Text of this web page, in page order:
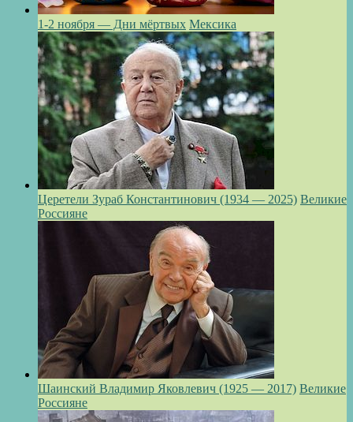
1-2 ноября — Дни мёртвых Мексика
Церетели Зураб Константинович (1934 — 2025) Великие
Россияне
Шаинский Владимир Яковлевич (1925 — 2017) Великие
Россияне